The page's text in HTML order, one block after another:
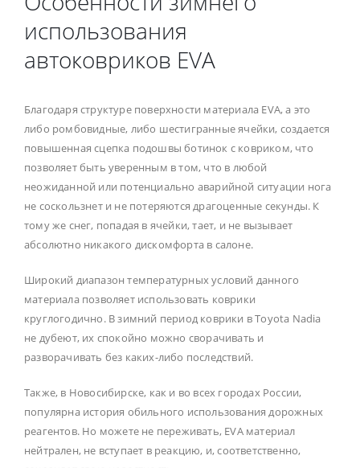
использования
автоковриков EVA
Благодаря структуре поверхности материала EVA, а это
либо ромбовидные, либо шестигранные ячейки, создается
повышенная сцепка подошвы ботинок с ковриком, что
позволяет быть уверенным в том, что в любой
неожиданной или потенциально аварийной ситуации нога
не соскользнет и не потеряются драгоценные секунды. К
тому же снег, попадая в ячейки, тает, и не вызывает
абсолютно никакого дискомфорта в салоне.
Широкий диапазон температурных условий данного
материала позволяет использовать коврики
круглогодично. В зимний период коврики в Toyota Nadia
не дубеют, их спокойно можно сворачивать и
разворачивать без каких-либо последствий.
Также, в Новосибирске, как и во всех городах России,
популярна история обильного использования дорожных
реагентов. Но можете не переживать, EVA материал
нейтрален, не вступает в реакцию, и, соответственно,